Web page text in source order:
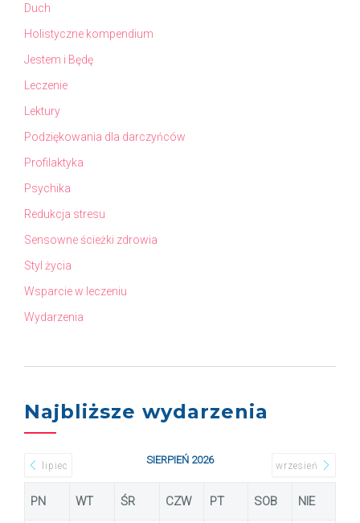
Duch
Holistyczne kompendium
Jestem i Będę
Leczenie
Lektury
Podziękowania dla darczyńców
Profilaktyka
Psychika
Redukcja stresu
Sensowne ścieżki zdrowia
Styl życia
Wsparcie w leczeniu
Wydarzenia
Najbliższe wydarzenia
lipiec SIERPIEŃ 2026 wrzesień
PN WT ŚR CZW PT SOB NIE